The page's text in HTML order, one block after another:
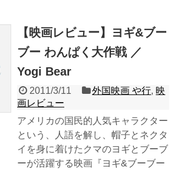
【映画レビュー】ヨギ&ブー
ブー わんぱく大作戦 ／
Yogi Bear
2011/3/11 外国映画 や行, 映
画レビュー
アメリカの国民的人気キャラクター
という、人語を解し、帽子とネクタ
イを身に着けたクマのヨギとブーブ
ーが活躍する映画『ヨギ&ブーブー